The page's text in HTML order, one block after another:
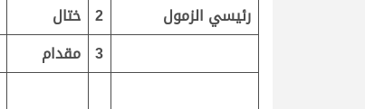
رئيسي الزمول
2 ختال
3 مقدام